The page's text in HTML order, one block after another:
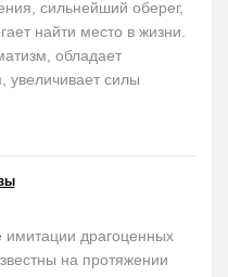
сильнейший оберег,
найти место в жизни.
обладает
силы
драгоценных
на протяжении